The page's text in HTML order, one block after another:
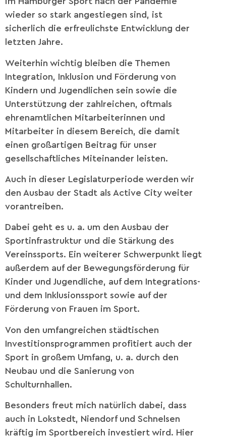
wieder so stark angestiegen sind, ist
sicherlich die erfreulichste Entwicklung der
letzten Jahre.
Weiterhin wichtig bleiben die Themen
Integration, Inklusion und Förderung von
Kindern und Jugendlichen sein sowie die
Unterstützung der zahlreichen, oftmals
ehrenamtlichen Mitarbeiterinnen und
Mitarbeiter in diesem Bereich, die damit
einen großartigen Beitrag für unser
gesellschaftliches Miteinander leisten.
Auch in dieser Legislaturperiode werden wir
den Ausbau der Stadt als Active City weiter
vorantreiben.
Dabei geht es u. a. um den Ausbau der
Sportinfrastruktur und die Stärkung des
Vereinssports. Ein weiterer Schwerpunkt liegt
außerdem auf der Bewegungsförderung für
Kinder und Jugendliche, auf dem Integrations-
und dem Inklusionssport sowie auf der
Förderung von Frauen im Sport.
Von den umfangreichen städtischen
Investitionsprogrammen profitiert auch der
Sport in großem Umfang, u. a. durch den
Neubau und die Sanierung von
Schulturnhallen.
Besonders freut mich natürlich dabei, dass
auch in Lokstedt, Niendorf und Schnelsen
kräftig im Sportbereich investiert wird. Hier